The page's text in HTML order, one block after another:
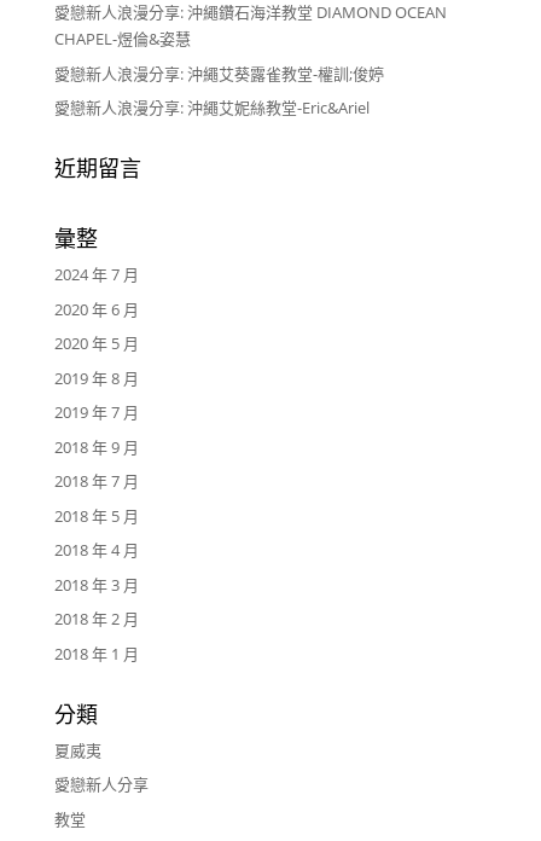
愛戀新人浪漫分享: 沖繩鑽石海洋教堂 DIAMOND OCEAN
CHAPEL-煜倫&姿慧
愛戀新人浪漫分享: 沖繩艾葵露雀教堂-權訓;俊婷
愛戀新人浪漫分享: 沖繩艾妮絲教堂-Eric&Ariel
近期留言
彙整
2024 年 7 月
2020 年 6 月
2020 年 5 月
2019 年 8 月
2019 年 7 月
2018 年 9 月
2018 年 7 月
2018 年 5 月
2018 年 4 月
2018 年 3 月
2018 年 2 月
2018 年 1 月
分類
夏威夷
愛戀新人分享
教堂